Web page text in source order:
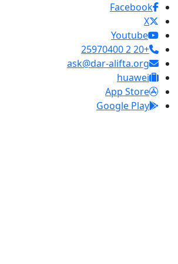
Facebook
X
Youtube
+20 2 25970400
ask@dar-alifta.org
huawei
App Store
Google Play